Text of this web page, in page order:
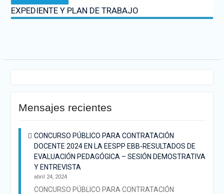
EXPEDIENTE Y PLAN DE TRABAJO
Mensajes recientes
CONCURSO PÚBLICO PARA CONTRATACIÓN
DOCENTE 2024 EN LA EESPP EBB-RESULTADOS DE
EVALUACIÓN PEDAGÓGICA – SESIÓN DEMOSTRATIVA
Y ENTREVISTA
abril 24, 2024
CONCURSO PÚBLICO PARA CONTRATACIÓN